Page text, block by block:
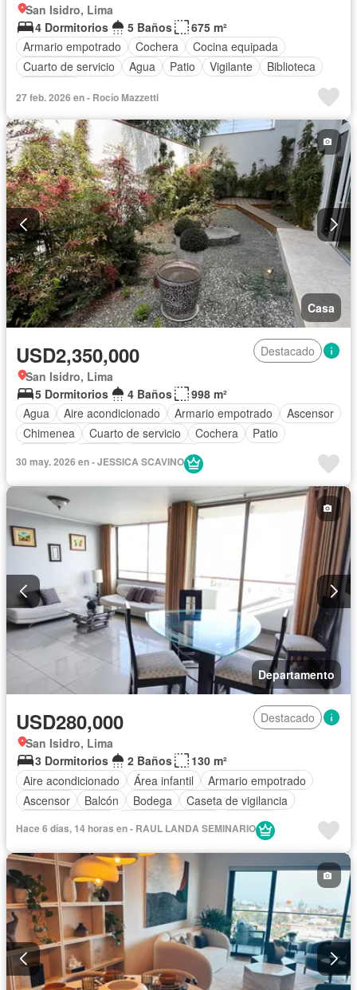
San Isidro, Lima
4 Dormitorios
5 Baños
675 m²
Armario empotrado
Cochera
Cocina equipada
Cuarto de servicio
Agua Patio Vigilante
Biblioteca
27 feb. 2026 en - Rocío Mazzetti
Casa
USD2,350,000
Destacado
San Isidro, Lima
5 Dormitorios
4 Baños
998 m²
Agua
Aire acondicionado Armario empotrado
Ascensor
Chimenea
Cuarto de servicio Cochera
Patio
Sin amoblar
30 may. 2026 en - JESSICA SCAVINO
Departamento
USD280,000
Destacado
San Isidro, Lima
3 Dormitorios
2 Baños
130 m²
Aire acondicionado
Área infantil
Armario empotrado
Ascensor
Balcón Bodega
Caseta de vigilancia
Cochera
Vigilante
Sauna
Seguridad Vista panorámica
Hace 6 días, 14 horas en - RAUL LANDA SEMINARIO